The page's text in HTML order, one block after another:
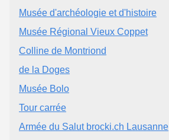
Musée d'archéologie et d'histoire
Musée Régional Vieux Coppet
Colline de Montriond
de la Doges
Musée Bolo
Tour carrée
Armée du Salut brocki.ch Lausanne